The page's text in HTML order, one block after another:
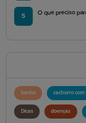
5 O que preciso
banho cachorro com
Dicas doenças